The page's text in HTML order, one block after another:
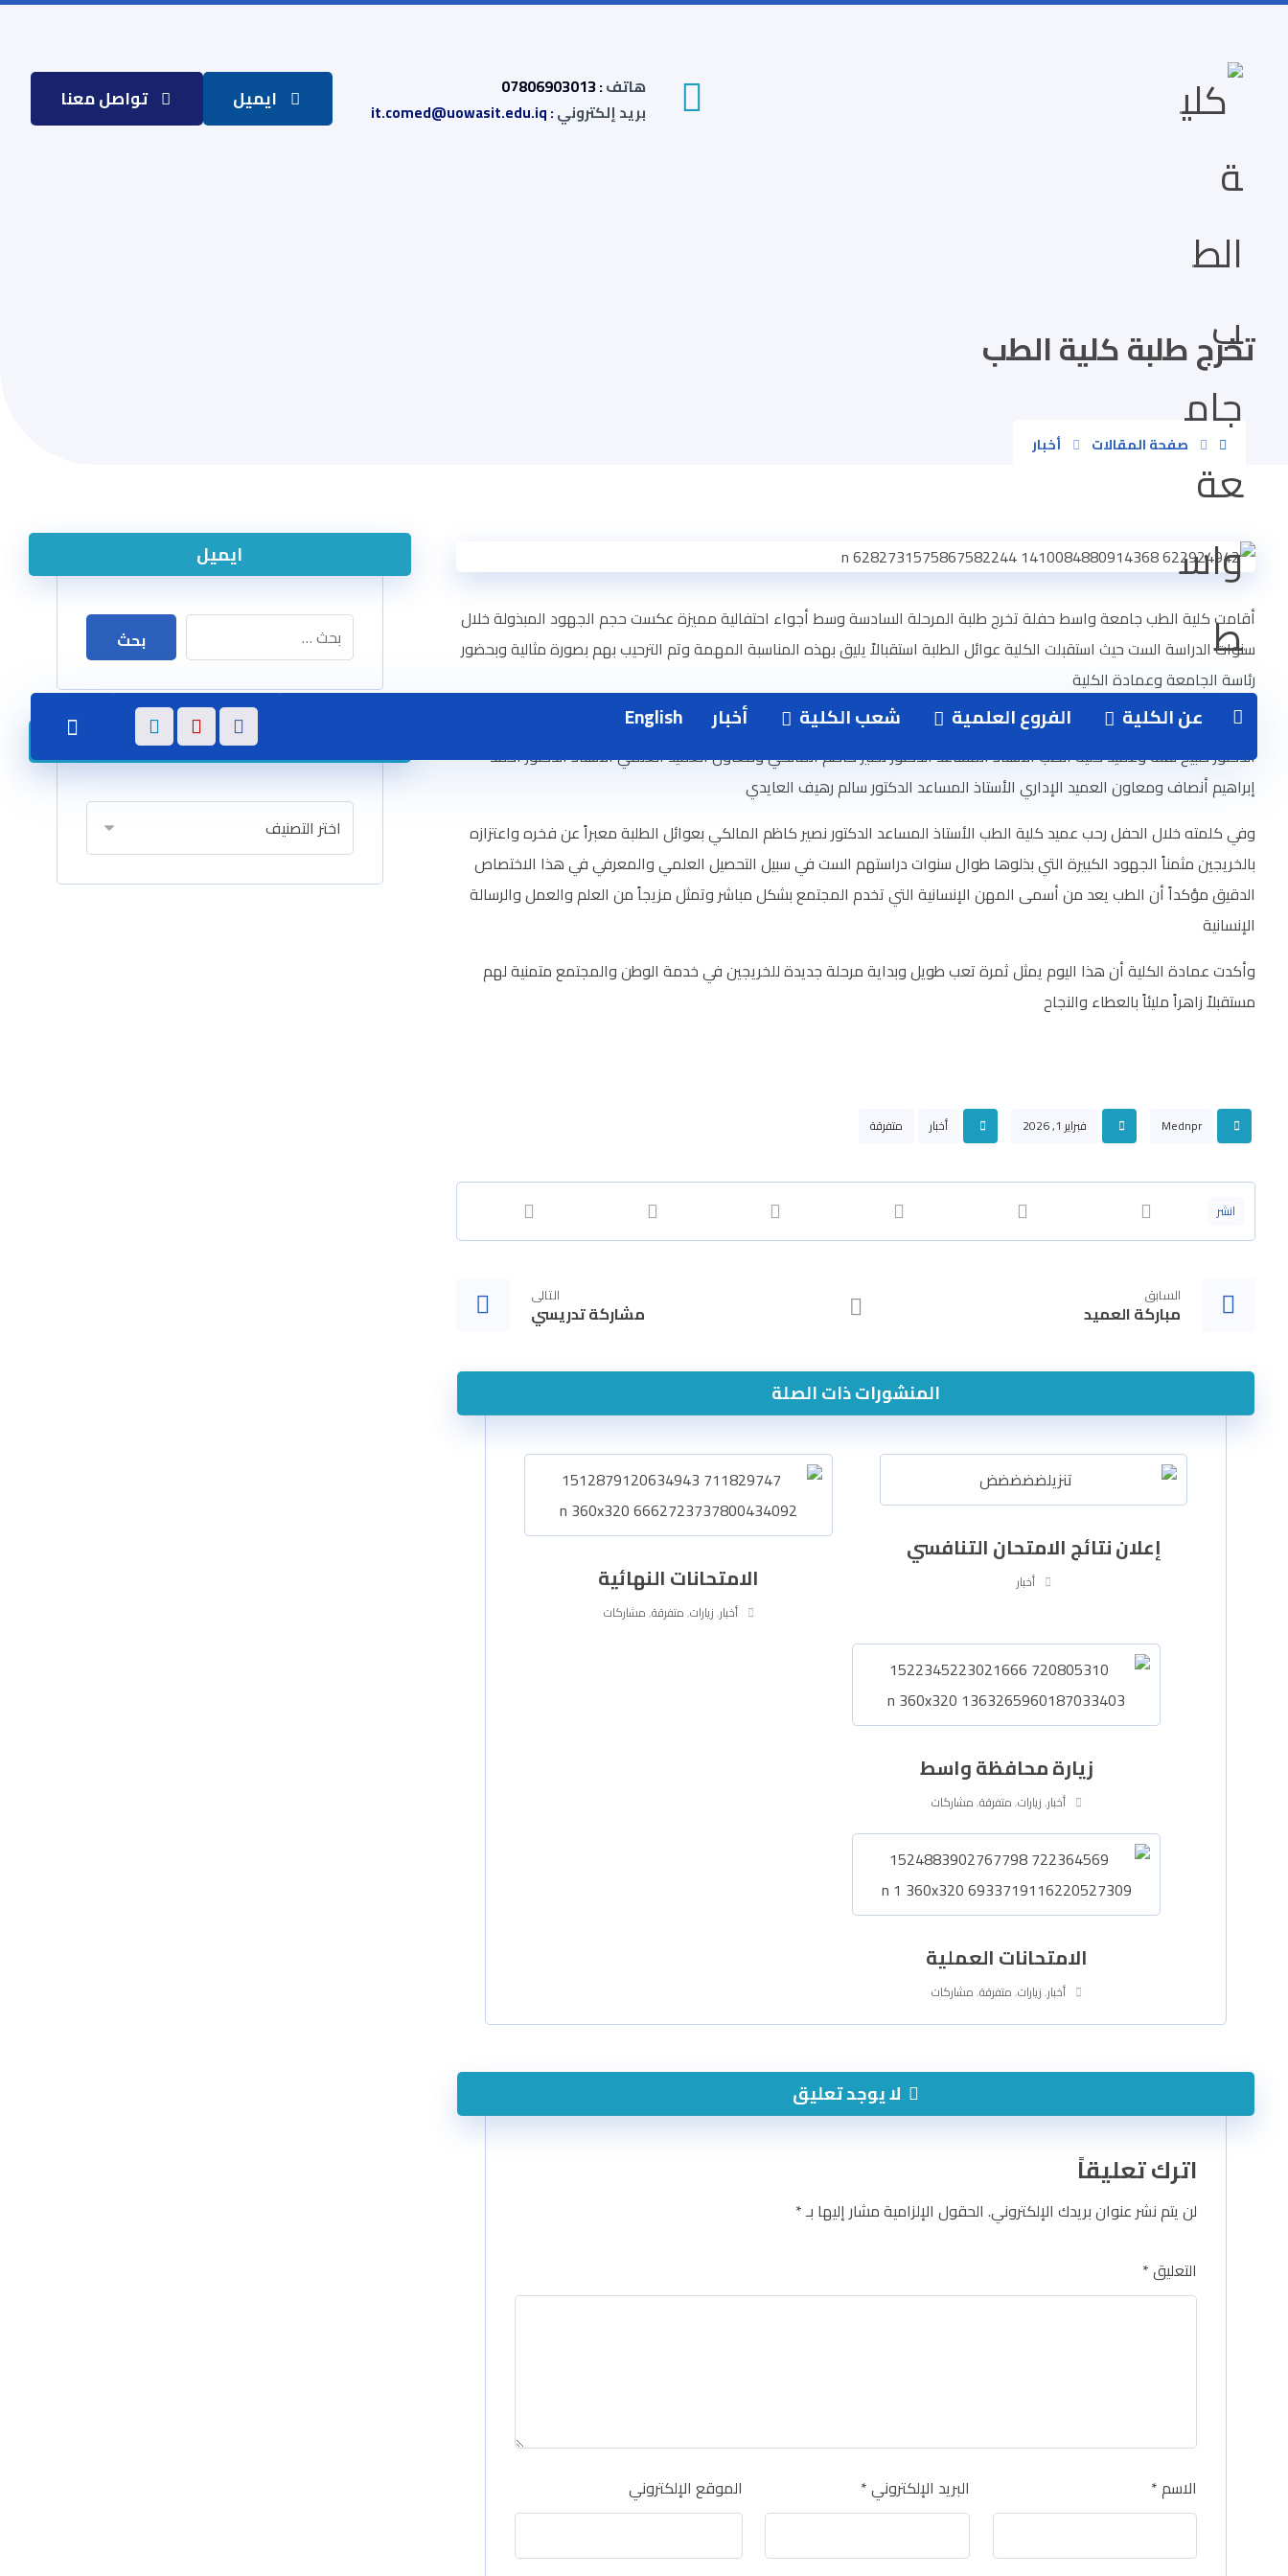
تواصل معنا ايميل هاتف: 07806903013
بريد إلكتروني: it.comed@uowasit.edu.iq
عن الكلية الفروع العلمية شعب الكلية أخبار English
تخرج طلبة كلية الطب
صفحة المقالات أخبار
أقامت كلية الطب جامعة واسط حفلة تخرج طلبة المرحلة السادسة وسط أجواء احتفالية مميزة عكست حجم الجهود المبذولة خلال
سنوات الدراسة الست حيث استقبلت الكلية عوائل الطلبة استقبالاً يليق بهذه المناسبة المهمة وتم الترحيب بهم بصورة مثالية وبحضور
رئاسة الجامعة وعمادة الكلية
وشهدت الحفلة حضور رئيس جامعة واسط الأستاذ الدكتور عباس لفتة كنيهر العقابي والمساعد العلمي لرئيس الجامعة الأستاذ
الدكتور صبيح لفتة وعميد كلية الطب الأستاذ المساعد الدكتور نصير كاظم المالكي ومعاون العميد العلمي الأستاذ الدكتور أحمد
إبراهيم أنصاف ومعاون العميد الإداري الأستاذ المساعد الدكتور سالم رهيف العايدي
وفي كلمته خلال الحفل رحب عميد كلية الطب الأستاذ المساعد الدكتور نصير كاظم المالكي بعوائل الطلبة معبراً عن فخره واعتزازه
بالخريجين مثمناً الجهود الكبيرة التي بذلوها طوال سنوات دراستهم الست في سبيل التحصيل العلمي والمعرفي في هذا الاختصاص
الدقيق مؤكداً أن الطب يعد من أسمى المهن الإنسانية التي تخدم المجتمع بشكل مباشر وتمثل مزيجاً من العلم والعمل والرسالة
الإنسانية
وأكدت عمادة الكلية أن هذا اليوم يمثل ثمرة تعب طويل وبداية مرحلة جديدة للخريجين في خدمة الوطن والمجتمع متمنية لهم
مستقبلاً زاهراً مليئاً بالعطاء والنجاح
Mednpr فبراير 1, 2026 أخبار متفرقة
السابق
مباركة العميد
التالى
مشاركة تدريسي
المنشورات ذات الصلة
إعلان نتائج الامتحان التنافسي
أخبار الامتحانات النهائية
أخبار,زيارات,متفرقة,مشاركات
زيارة محافظة واسط
أخبار,زيارات,متفرقة,مشاركات
الامتحانات العملية
أخبار,زيارات,متفرقة,مشاركات
لا يوجد تعليق
اترك تعليقاً
لن يتم نشر عنوان بريدك الإلكتروني. الحقول الإلزامية مشار إليها بـ*
التعليق*
الاسم* البريد الإلكتروني* الموقع الإلكتروني
ايميل
تصنيفات